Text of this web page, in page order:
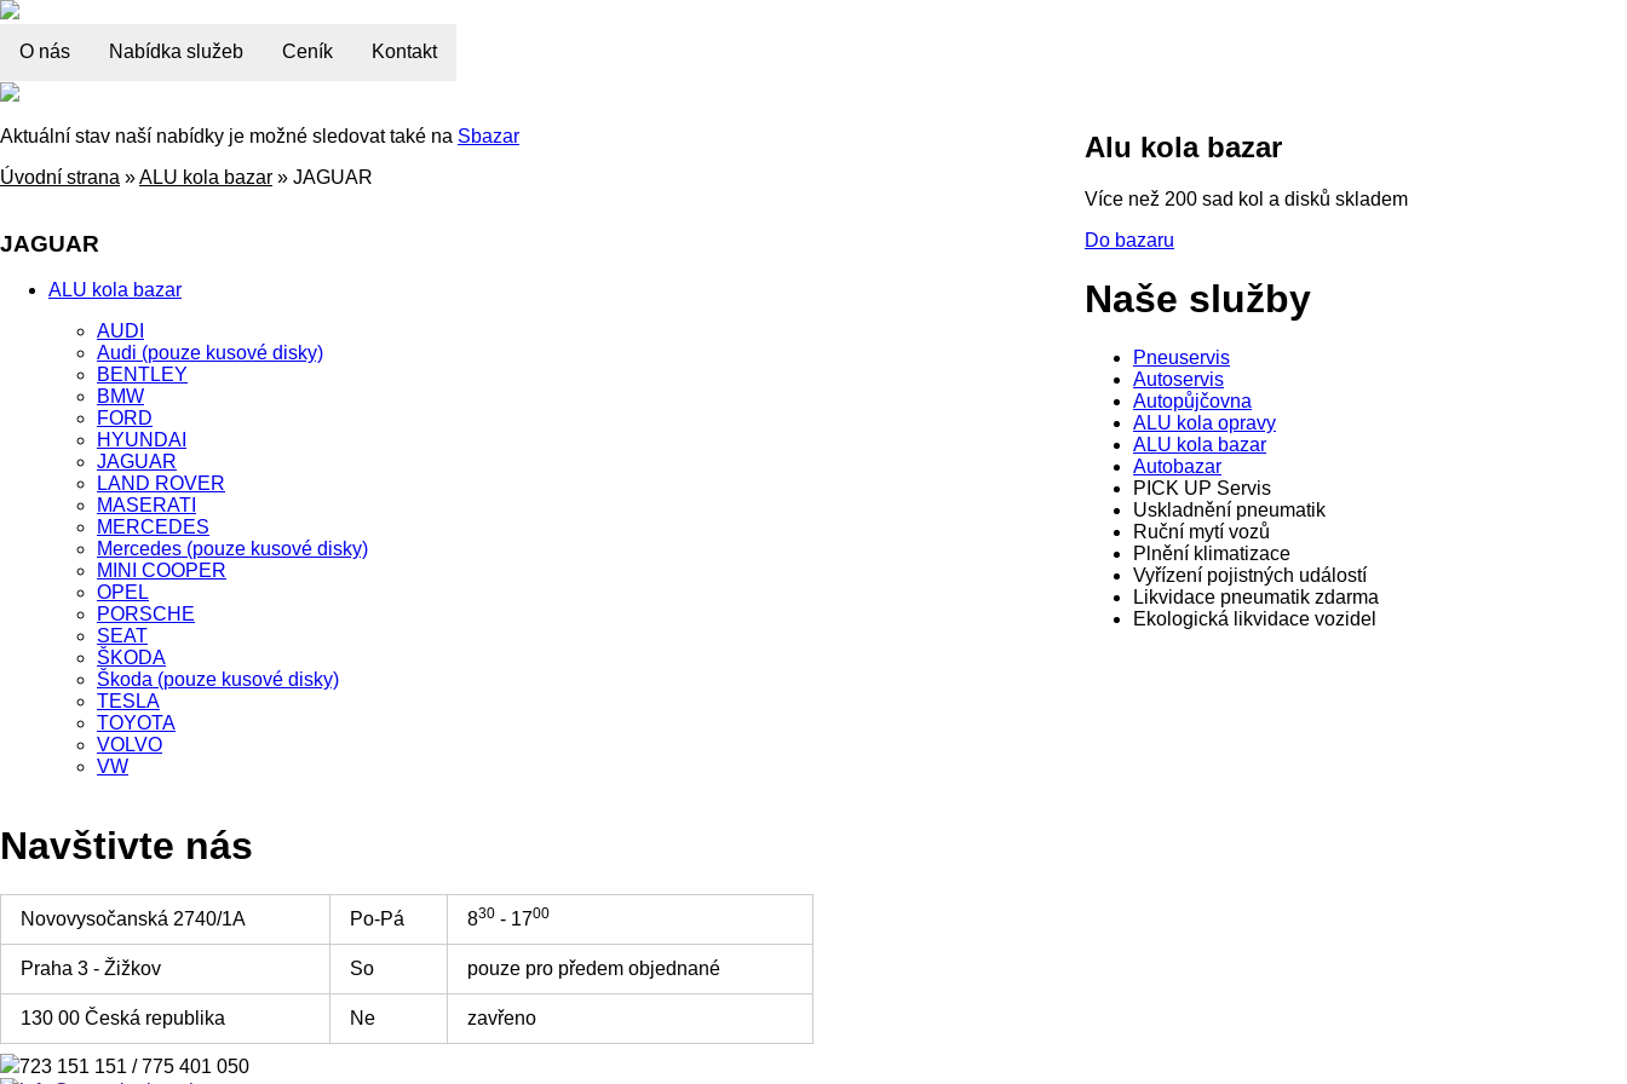
O nás Nabídka služeb Ceník Kontakt
Aktuální stav naší nabídky je možné sledovat také na Sbazar
Úvodní strana »ALU kola bazar » JAGUAR
JAGUAR
ALU kola bazar
AUDI
Audi (pouze kusové disky)
BENTLEY
BMW
FORD
HYUNDAI
JAGUAR
LAND ROVER
MASERATI
MERCEDES
Mercedes (pouze kusové disky)
MINI COOPER
OPEL
PORSCHE
SEAT
ŠKODA
Škoda (pouze kusové disky)
TESLA
TOYOTA
VOLVO
VW
Alu kola bazar
Více než 200 sad kol a disků skladem
Do bazaru
Naše služby
Pneuservis
Autoservis
Autopůjčovna
ALU kola opravy
ALU kola bazar
Autobazar
PICK UP Servis
Uskladnění pneumatik
Ruční mytí vozů
Plnění klimatizace
Vyřízení pojistných událostí
Likvidace pneumatik zdarma
Ekologická likvidace vozidel
Navštivte nás
Novovysočanská 2740/1A Po-Pá 830 - 1700
Praha 3 - Žižkov So pouze pro předem objednané
130 00 Česká republika Ne zavřeno
723 151 151 / 775 401 050